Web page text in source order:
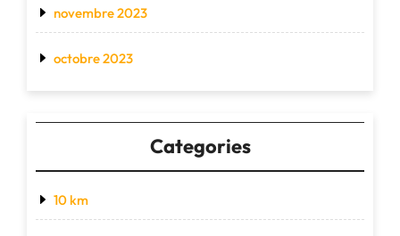
novembre 2023
octobre 2023
Categories
10 km